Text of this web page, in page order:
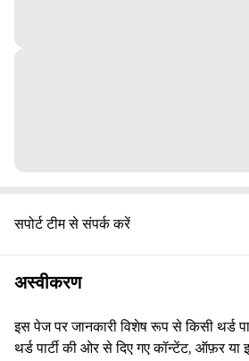
सपोर्ट टीम से संपर्क करें
अस्वीकरण
इस पेज पर जानकारी विशेष रूप से किसी थर्ड
थर्ड पार्टी की ओर से दिए गए कॉन्टेंट, ऑफ़र